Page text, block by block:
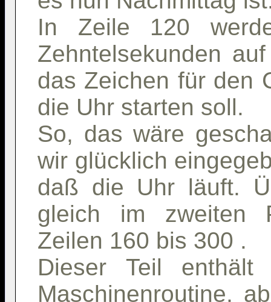
In Zeile 120
Zehntelsekunden
das Zeichen für den
die Uhr starten soll.
So, das wäre
wir glücklich
daß die Uhr läuft.
gleich im zweiten
Zeilen 160 bis 300 .
Dieser Teil
Maschinenroutine,